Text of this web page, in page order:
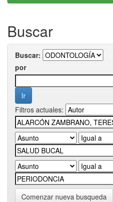
Buscar
Buscar:
por
Filtros actuales:
Comenzar nueva busqueda